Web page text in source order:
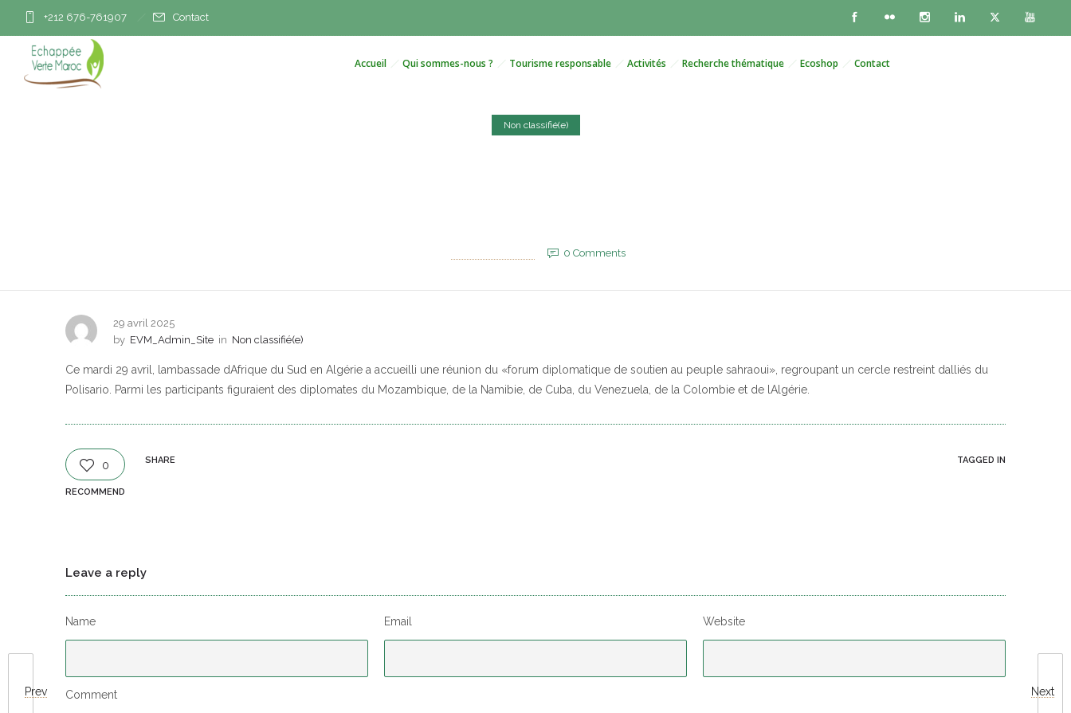
+212 676-761907 Contact
Accueil Qui sommes-nous ? Tourisme responsable Activités Recherche thématique Ecoshop Contact
Non classifié(e)
0 Comments
Prev Next
29 avril 2025
by EVM_Admin_Site in Non classifié(e)
Ce mardi 29 avril, lambassade dAfrique du Sud en Algérie a accueilli une réunion du «forum diplomatique de soutien au peuple sahraoui», regroupant un cercle restreint dalliés du
Polisario. Parmi les participants figuraient des diplomates du Mozambique, de la Namibie, de Cuba, du Venezuela, de la Colombie et de lAlgérie.
0
RECOMMEND
SHARE TAGGED IN
Leave a reply
Name Email Website
Comment